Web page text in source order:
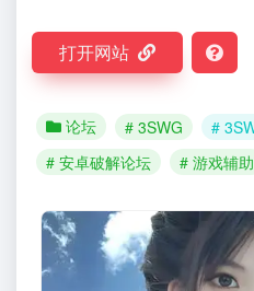
打开网站
论坛 # 3SWG #
# 安卓破解论坛
# 游戏辅助